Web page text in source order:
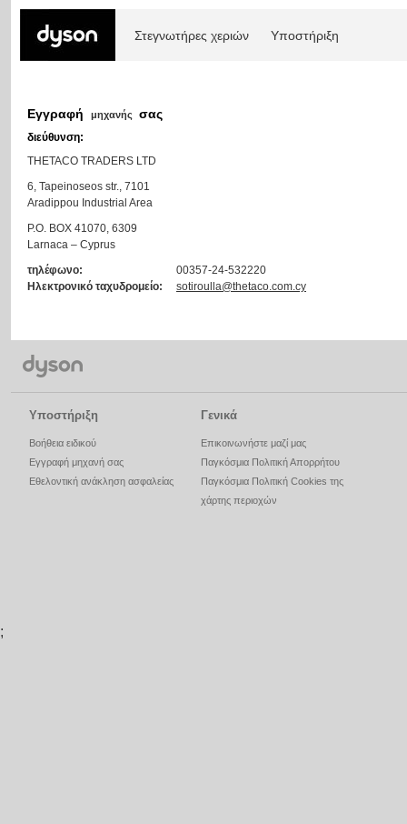
Στεγνωτήρες χεριών Υποστήριξη
Εγγραφή μηχανής σας
διεύθυνση:
THETACO TRADERS LTD
6, Tapeinoseos str., 7101
Aradippou Industrial Area
P.O. BOX 41070, 6309
Larnaca – Cyprus
τηλέφωνο:
Ηλεκτρονικό ταχυδρομείο:
00357-24-532220
sotiroulla@thetaco.com.cy
Υποστήριξη
Βοήθεια ειδικού
Εγγραφή μηχανή σας
Εθελοντική ανάκληση ασφαλείας
Γενικά
Επικοινωνήστε μαζί μας
Παγκόσμια Πολιτική Απορρήτου
Παγκόσμια Πολιτική Cookies της
χάρτης περιοχών
;